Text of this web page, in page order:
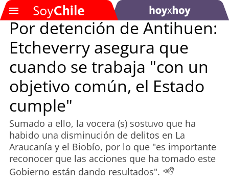
Podcast
Actualidad
Entretención
Economía
Por detención de Antihuen:
Etcheverry asegura que
cuando se trabaja "con un
objetivo común, el Estado
cumple"
Sumado a ello, la vocera (s) sostuvo que ha
habido una disminución de delitos en La
Araucanía y el Biobío, por lo que "es importante
reconocer que las acciones que ha tomado este
Gobierno están dando resultados".